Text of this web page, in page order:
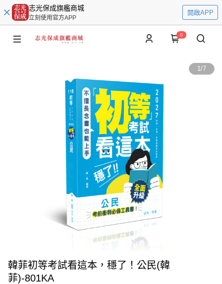
志光保成旗艦商城
立刻使用官方APP
開啟APP
0
1/7
韓菲初等考試看這本，穩了！公民(韓
菲)-801KA